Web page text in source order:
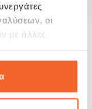
οι
με άλλες
σας χρήση